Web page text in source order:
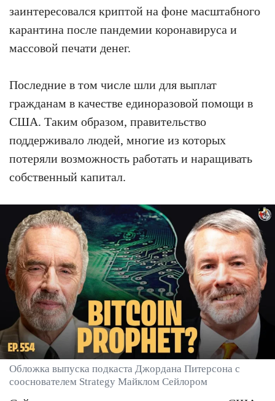
заинтересовался криптой на фоне масштабного
карантина после пандемии коронавируса и
массовой печати денег.
Последние в том числе шли для выплат
гражданам в качестве единоразовой помощи в
США. Таким образом, правительство
поддерживало людей, многие из которых
потеряли возможность работать и наращивать
собственный капитал.
Обложка выпуска подкаста Джордана Питерсона с
сооснователем Strategy Майклом Сейлором